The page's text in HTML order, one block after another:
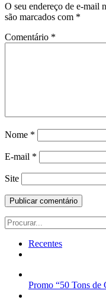
O seu endereço de e-mail
são marcados com *
Comentário *
Nome *
E-mail *
Site
Search
for:
Recentes
Promo “50 Tons de